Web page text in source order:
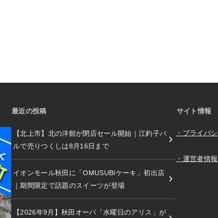
最近の投稿
【北上市】北の洋館が閉店セール開始｜江釣子パ
ルで売りつくしは8月16日まで
イオンモール秋田に「OMUSUBIケーキ」初出店
｜期間限定で話題のスイーツが登場
【2026年9月】秋田オーパ「水曜日のアリス」が
サイト情報
・プライバ
・運営者情報